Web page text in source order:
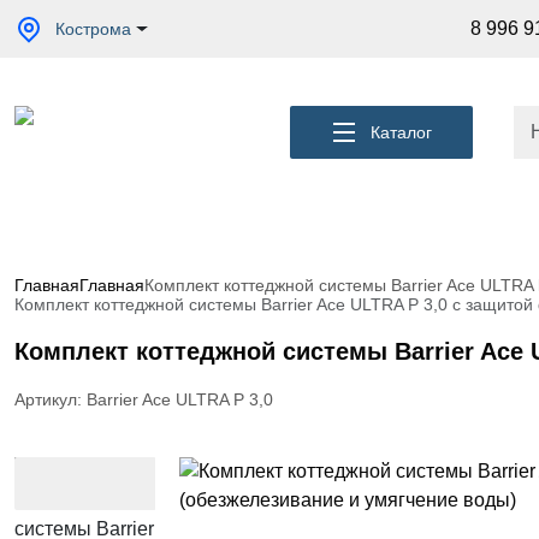
Кострома 8 996
Каталог
Акции
скважины
коттеджа
для
Пластиковые
ГлавнаяГлавнаяКомплект коттеджной системы Barrier Ace
Комплект коттеджной системы Barrier Ace ULTRA P 3,0 с
Комплект коттеджной системы Barrier Ace
Артикул: Barrier Ace ULTRA P 3,0